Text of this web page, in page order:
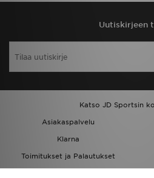
Uutiskirjeen
Katso JD Sportsin
Asiakaspalvelu
Klarna
Toimitukset ja Palautukset